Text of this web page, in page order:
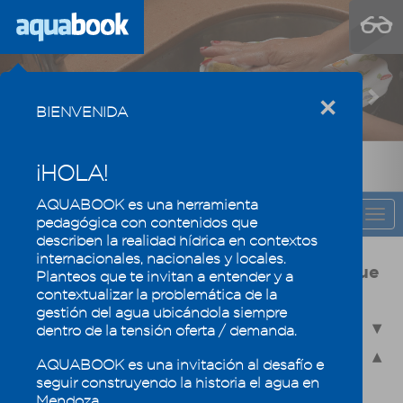
Previous
CAPÍTULO
Usos y calidad del agua, la eficiencia que
mantiene los oasis mendocinos
4.1 - Usos del agua en Mendoza
4.2 - Calidad del agua
4.2.1 - La química del agua
×
BIENVENIDA
¡HOLA!
AQUABOOK es una herramienta
pedagógica con contenidos que
describen la realidad hídrica en contextos
internacionales, nacionales y locales.
Planteos que te invitan a entender y a
contextualizar la problemática de la
gestión del agua ubicándola siempre
dentro de la tensión oferta / demanda.
AQUABOOK es una invitación al desafío e
seguir construyendo la historia el agua en